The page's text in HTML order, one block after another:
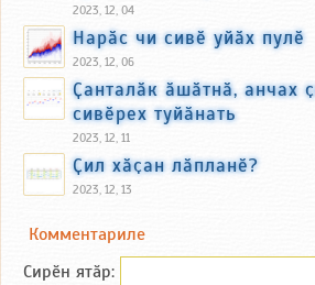
2023, 12, 04
Нарӑс чи сивӗ уйӑх пулӗ
2023, 12, 06
Ҫанталӑк ӑшӑтнӑ, анчах
сивӗрех туйӑнать
2023, 12, 11
Ҫил хӑҫан лӑпланӗ?
2023, 12, 13
Комментариле
Сирӗн ятӑp: